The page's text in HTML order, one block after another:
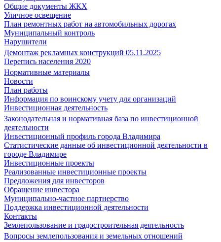
Общие документы ЖКХ
Уличное освещение
План ремонтных работ на автомобильных дорогах
Муниципальный контроль
Нарушители
Демонтаж рекламных конструкций 05.11.2025
Перепись населения 2020
Нормативные материалы
Новости
План работы
Информация по воинскому учету для организаций
Инвестиционная деятельность
Законодательная и нормативная база по инвестиционной
деятельности
Инвестиционный профиль города Владимира
Статистические данные об инвестиционной деятельности в
городе Владимире
Инвестиционные проекты
Реализованные инвестиционные проекты
Предложения для инвесторов
Обращение инвестора
Муниципально-частное партнерство
Поддержка инвестиционной деятельности
Контакты
Землепользование и градостроительная деятельность
Вопросы землепользования и земельных отношений